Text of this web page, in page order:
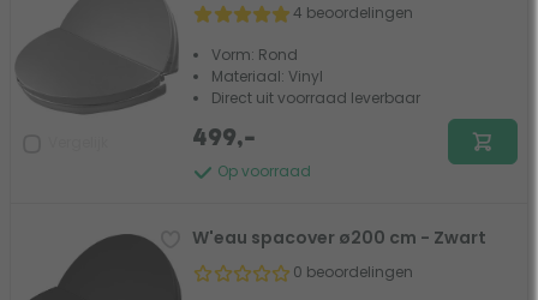
4 beoordelingen
Vorm: Rond
Materiaal: Vinyl
Direct uit voorraad leverbaar
Op voorraad
499,-
W'eau spacover ø200 cm - Zwart
0 beoordelingen